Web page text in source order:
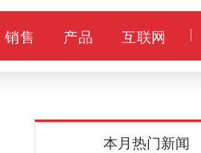
销售 产品 互联网
本月热门新闻